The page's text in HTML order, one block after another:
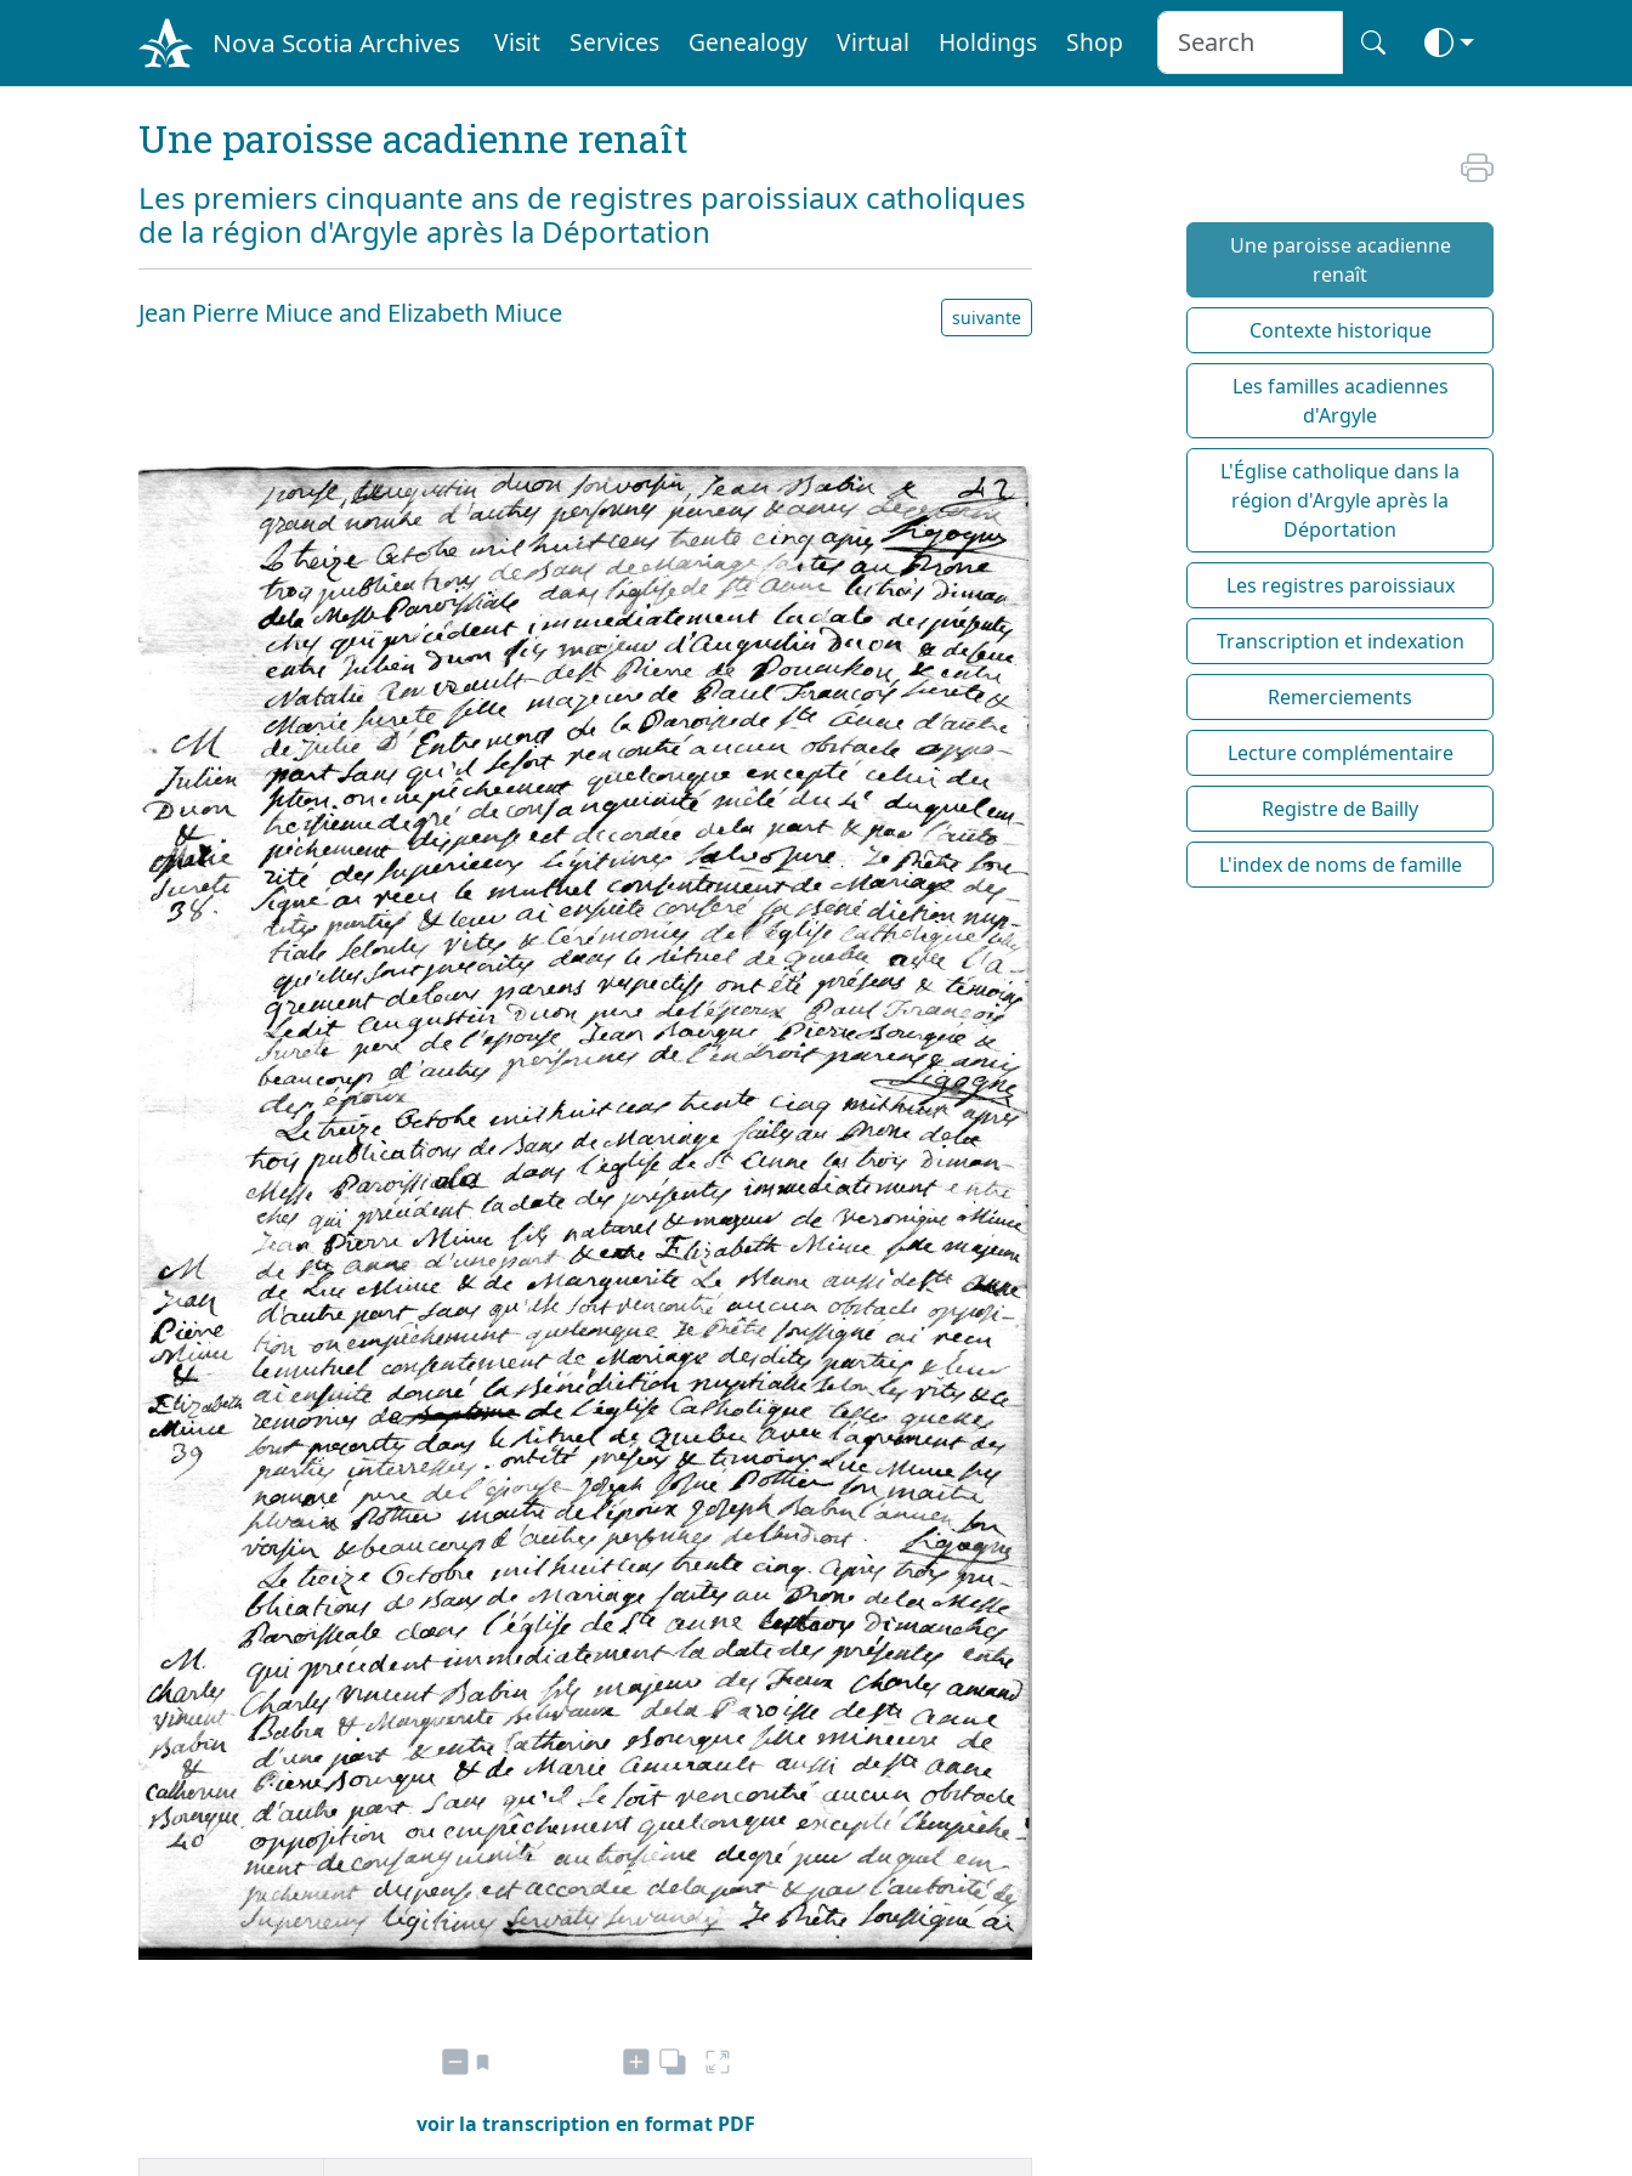
Nova Scotia Archives Visit Services Genealogy Virtual Holdings Shop
Une paroisse acadienne renaît
Les premiers cinquante ans de registres paroissiaux catholiques
de la région d'Argyle après la Déportation
Jean Pierre Miuce and Elizabeth Miuce suivante
voir la transcription en format PDF
Une paroisse acadienne
renaît
Contexte historique
Les familles acadiennes
d'Argyle
L'Église catholique dans la
région d'Argyle après la
Déportation
Les registres paroissiaux
Transcription et indexation
Remerciements
Lecture complémentaire
Registre de Bailly
L'index de noms de famille